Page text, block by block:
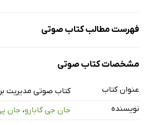
فهرست مطالب کتاب صوتی
نمونه
مدیریت بر مدیریت
مشخصات کتاب صوتی
عنوان کتاب
کتاب صوتی مدیریت
نویسنده
جان جی گابارو، جان